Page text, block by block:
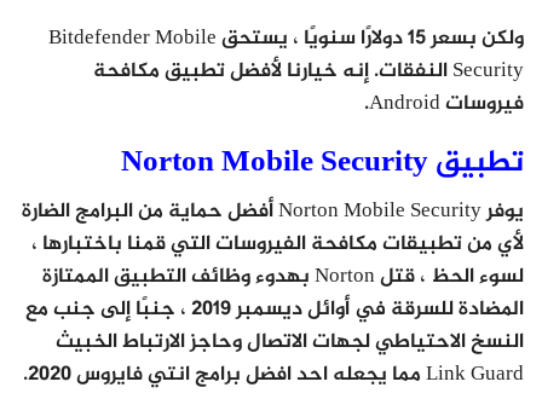
ولكن بسعر 15 دولارًا سنويًا ، يستحق Bitdefender Mobile
Security النفقات. إنه خيارنا لأفضل تطبيق مكافحة
فيروسات Android.
تطبيق Norton Mobile Security
يوفر Norton Mobile Security أفضل حماية من البرامج الضارة
لأي من تطبيقات مكافحة الفيروسات التي قمنا باختبارها ،
لسوء الحظ ، قتل Norton بهدوء وظائف التطبيق الممتازة
المضادة للسرقة في أوائل ديسمبر 2019 ، جنبًا إلى جنب مع
النسخ الاحتياطي لجهات الاتصال وحاجز الارتباط الخبيث
Link Guard مما يجعله احد افضل برامج انتي فايروس 2020.